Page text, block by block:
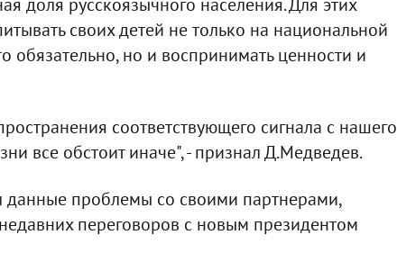
своих детей не только на национальной
обязательно, но и воспринимать ценности и
соответствующего сигнала с нашего
все обстоит иначе", - признал Д.Медведев.
данные проблемы со своими партнерами,
переговоров с новым президентом